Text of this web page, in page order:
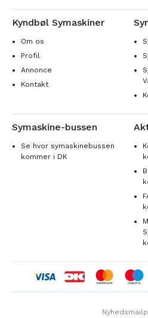
Kyndbøl Symaskiner
Om os
Profil
Annonce
Kontakt
Symaskine-bussen
Se hvor symaskinebussen
kommer i DK